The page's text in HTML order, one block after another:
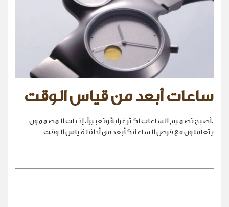
ساعات أبعد من قياس الوقت
.أصبح تصميم الساعات أكثر غرابةً وتعبيراً، إذ بات المصممون
يتعاملون مع قرص الساعة كأبعد من أداة لقياس الوقت